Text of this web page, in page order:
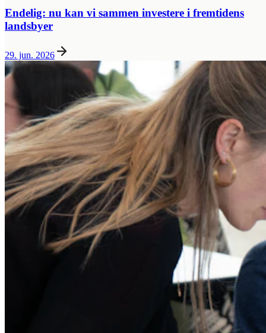
Endelig: nu kan vi sammen investere i fremtidens
landsbyer
29. jun. 2026